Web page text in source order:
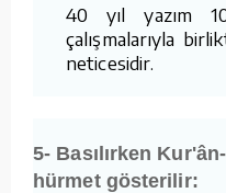
40 yıl yazım
çalışmalarıyla
neticesidir.
5- Basılırken
hürmet gösterilir: